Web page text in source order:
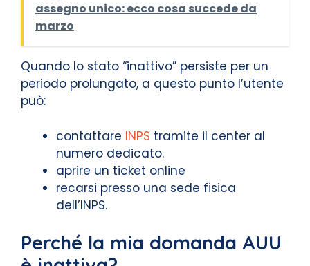
assegno unico: ecco cosa succede da
marzo
Quando lo stato “inattivo” persiste per un
periodo prolungato, a questo punto l’utente
può:
contattare INPS tramite il center al
numero dedicato.
aprire un ticket online
recarsi presso una sede fisica
dell’INPS.
Perché la mia domanda AUU